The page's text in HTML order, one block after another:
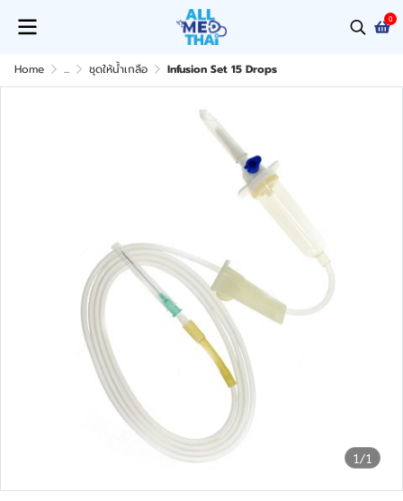
0
Home ... ชุดให้น้ำเกลือ Infusion Set 15 Drops
1/1